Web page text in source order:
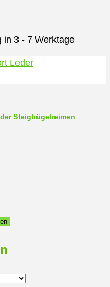
in 3 - 7 Werktage
Steigbügelreimen